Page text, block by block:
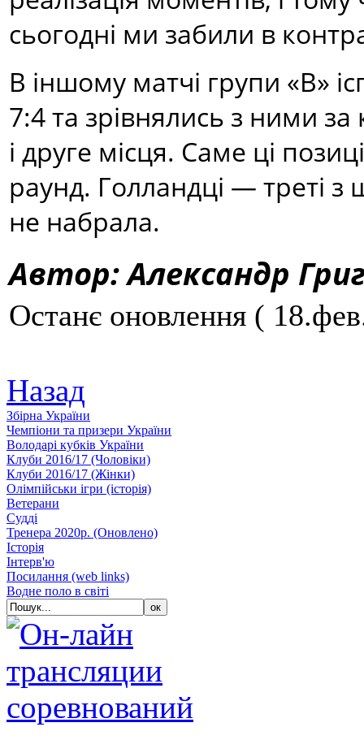
сьогодні ми забили в
В іншому матчі групи «В»
7:4 та зрівнялись з ними
і друге місця. Саме ці
раунд. Голландці — треті з
не набрала.
Автор: Александр
Останє оновлення (
Назад
Збiрна України
Чемпіони та призери України
Володарі кубків України
Клуби 2016/17 (Чоловiки)
Клуби 2016/17 (Жiнки)
Олімпійськи ігри (історія)
Ветерани
Судді
Тренера 2020р. (Оновлено)
Історія
Iнтерв'ю
Посилання (web links)
Водне поло в світі